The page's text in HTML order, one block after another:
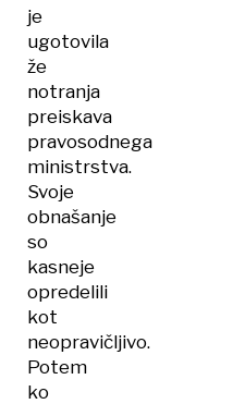
je
ugotovila
že
notranja
preiskava
pravosodnega
ministrstva.
Svoje
obnašanje
so
kasneje
opredelili
kot
neopravičljivo.
Potem
ko